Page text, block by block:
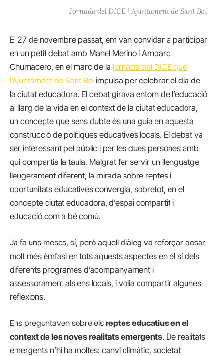
Jornada del DICE | Ajuntament de Sant Boi
El 27 de novembre passat, em van convidar a participar
en un petit debat amb Manel Merino i Amparo
Chumacero, en el marc de la jornada del DICE que
l’Ajuntament de Sant Boi impulsa per celebrar el dia de
la ciutat educadora. El debat girava entorn de l’educació
al llarg de la vida en el context de la ciutat educadora,
un concepte que sens dubte és una guia en aquesta
construcció de polítiques educatives locals. El debat va
ser interessant pel públic i per les dues persones amb
qui compartia la taula. Malgrat fer servir un llenguatge
lleugerament diferent, la mirada sobre reptes i
oportunitats educatives convergia, sobretot, en el
concepte ciutat educadora, d’espai compartit i
educació com a bé comú.
Ja fa uns mesos, sí, però aquell diàleg va reforçar posar
molt més èmfasi en tots aquests aspectes en el sí dels
diferents programes d’acompanyament i
assessorament als ens locals, i volia compartir algunes
reflexions.
Ens preguntaven sobre els reptes educatius en el
context de les noves realitats emergents. De realitats
emergents n’hi ha moltes: canvi climàtic, societat